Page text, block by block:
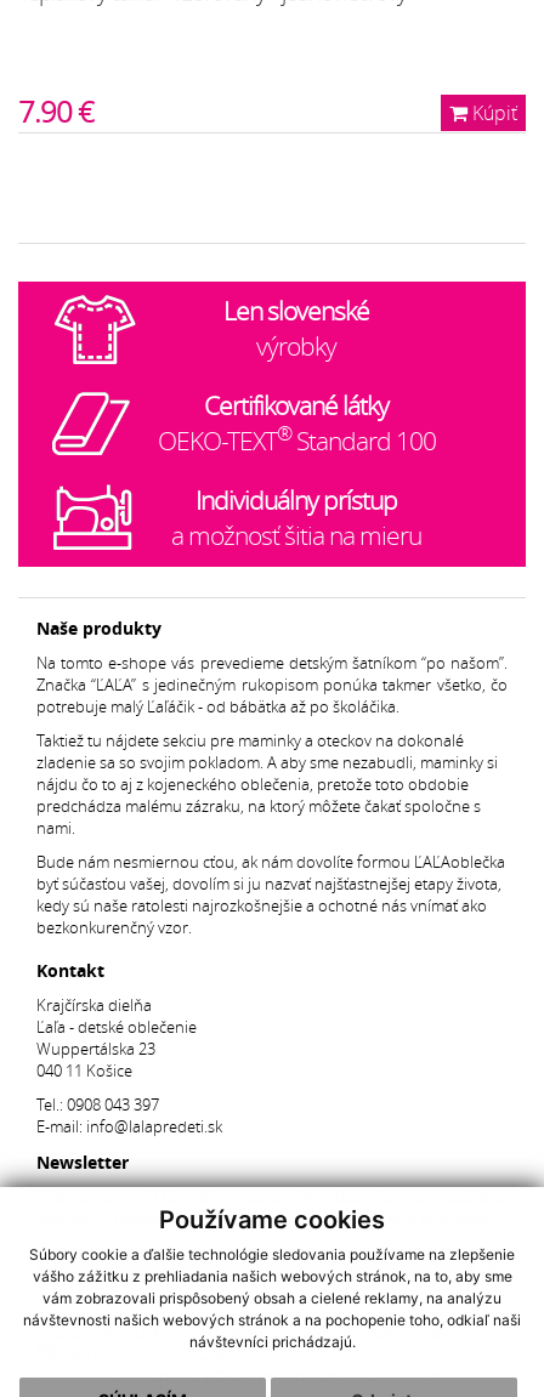
Používame cookies
Súbory cookie a ďalšie technológie sledovania používame na zlepšenie
vášho zážitku z prehliadania našich webových stránok, na to, aby sme
vám zobrazovali prispôsobený obsah a cielené reklamy, na analýzu
návštevnosti našich webových stránok a na pochopenie toho, odkiaľ naši
návštevníci prichádzajú.
Kúpiť
7.90 €
Len slovenské
výrobky
Certifikované látky
OEKO-TEXT®Standard 100
Individuálny prístup
a možnosť šitia na mieru
Naše produkty
Na tomto e-shope vás prevedieme detským šatníkom “po našom”.
Značka “ĽAĽA” s jedinečným rukopisom ponúka takmer všetko, čo
potrebuje malý Ľaľáčik - od bábätka až po školáčika.
Taktiež tu nájdete sekciu pre maminky a oteckov na dokonalé
zladenie sa so svojim pokladom. A aby sme nezabudli, maminky si
nájdu čo to aj z kojeneckého oblečenia, pretože toto obdobie
predchádza malému zázraku, na ktorý môžete čakať spoločne s
nami.
Bude nám nesmiernou cťou, ak nám dovolíte formou ĽAĽAoblečka
byť súčasťou vašej, dovolím si ju nazvať najšťastnejšej etapy života,
kedy sú naše ratolesti najrozkošnejšie a ochotné nás vnímať ako
bezkonkurenčný vzor.
Kontakt
Krajčírska dielňa
Ľaľa - detské oblečenie
Wuppertálska 23
040 11 Košice
Tel.: 0908 043 397
E-mail: info@lalapredeti.sk
Newsletter
pravidelný newsletter s aktuálnymi akciami, súťažami a novinkami.
Súhlasím so spracovaním osobných údajov
AKCIOVÉ PRODUKTY
NAJNOVŠIE V PONUKE |
OCHRANA
COOKIES
O nás|Ako nakupovať|Obchodné podmienky|Reklamačný